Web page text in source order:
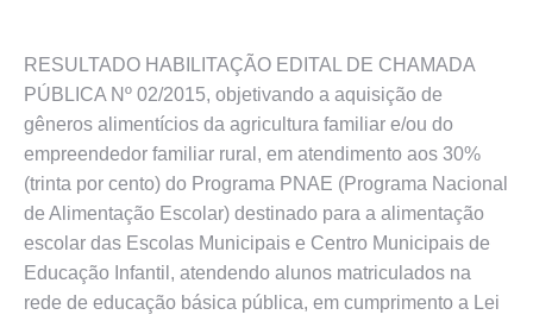
RESULTADO HABILITAÇÃO EDITAL DE CHAMADA
PÚBLICA Nº 02/2015, objetivando a aquisição de
gêneros alimentícios da agricultura familiar e/ou do
empreendedor familiar rural, em atendimento aos 30%
(trinta por cento) do Programa PNAE (Programa Nacional
de Alimentação Escolar) destinado para a alimentação
escolar das Escolas Municipais e Centro Municipais de
Educação Infantil, atendendo alunos matriculados na
rede de educação básica pública, em cumprimento a Lei